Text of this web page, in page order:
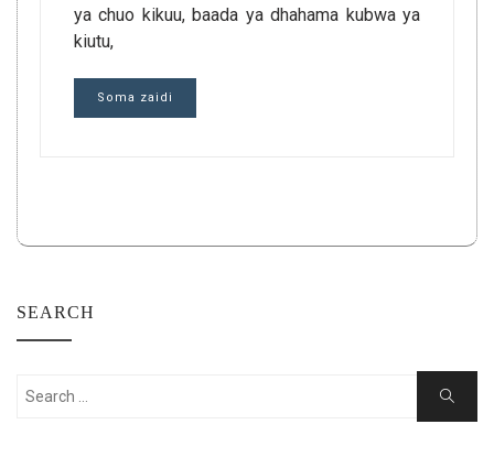
ya chuo kikuu, baada ya dhahama kubwa ya
kiutu,
Soma zaidi
SEARCH
Search
Search